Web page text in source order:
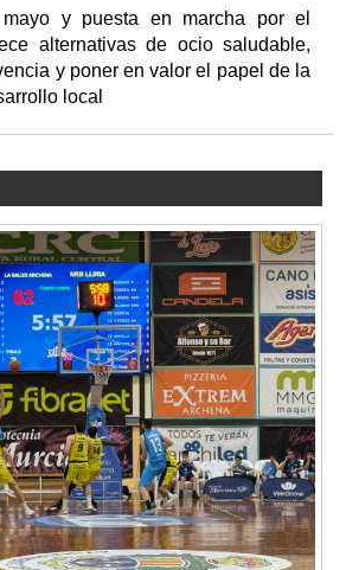
y puesta en marcha por el
alternativas de ocio saludable,
y poner en valor el papel de la
local